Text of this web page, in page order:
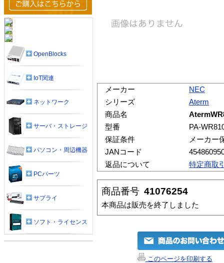
メーカー
NEC
シリーズ
Aterm
商品名
型番
PA-
保証条件
メーカー
JANコード
返品について
特定商取
商品番号 41076254
本商品は販売を終了しました
このページを印刷する
OpenBlocks
IoT関連
ネットワーク
サーバ・ストレージ
パソコン・周辺機器
PCパーツ
サプライ
ソフト・ライセンス